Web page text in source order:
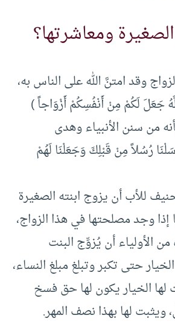
ومعاشرتها؟
وقد امتنَّ الله على الناس به،
جَعَلَ لَكُمْ مِنْ أَنْفُسِكُمْ أَزْوَاجاً )
من سنن الأنبياء وهدى
رُسُلاً مِنْ قَبْلِكَ وَجَعَلْنَا لَهُمْ
للأب أن يزوج ابنته الصغيرة
إذا وجد مصلحتها في هذا الزواج،
الأولياء أن يُزوِّج البنت
حتى تكبر وتبلغ مبلغ النساء،
الخيار يكون لها حق فسخ
ويثبت لها بهذا نصف المهر.